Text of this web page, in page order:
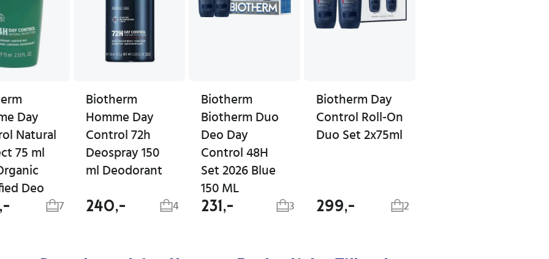
Day
Natural
75 ml
Deo
7
Biotherm
Homme Day
Control 72h
Deospray 150
ml Deodorant
240,- 4
Biotherm
Biotherm Duo
Deo Day
Control 48H
Set 2026 Blue
150 ML
231,- 3
Biotherm Day
Control Roll-On
Duo Set 2x75ml
299,- 2